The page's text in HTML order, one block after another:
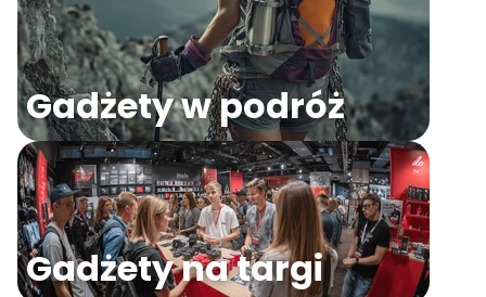
Gadżety w podróż
Gadżety na targi